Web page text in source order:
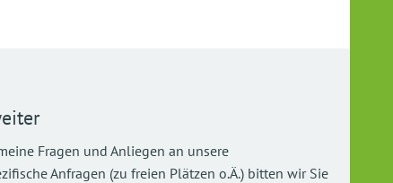
Fragen und Anliegen an unsere
Anfragen (zu freien Plätzen o.Ä.) bitten wir Sie